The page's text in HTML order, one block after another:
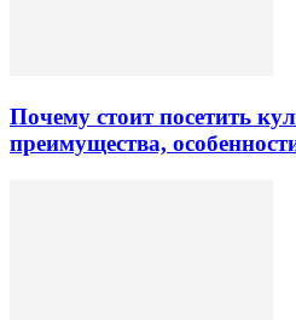
Почему стоит посетить
преимущества,